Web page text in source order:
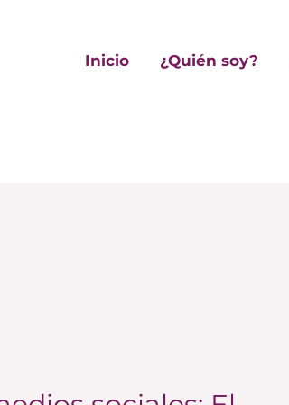
Inicio ¿Quién soy?